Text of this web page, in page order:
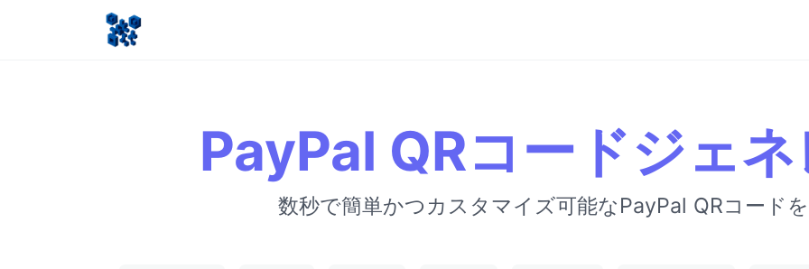
PayPal QRコードジェ
数秒で簡単かつカスタマイズ可能なPayPal QRコード